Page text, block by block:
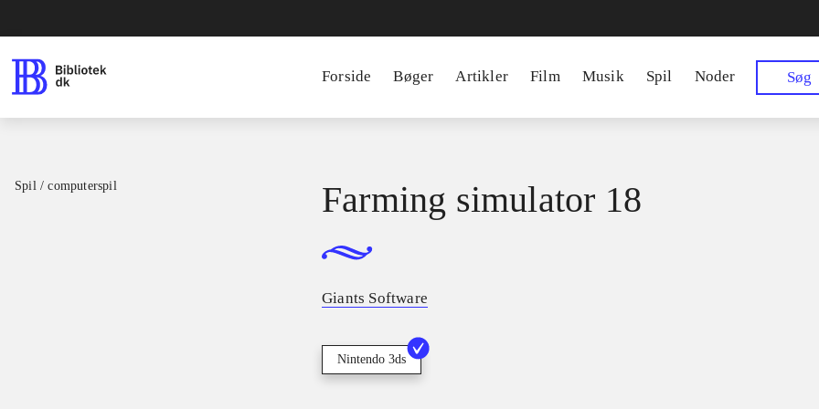
Forside Bøger Artikler Film Musik Spil Noder Søg
Spil / computerspil Farming simulator 18
Giants Software
Nintendo 3ds